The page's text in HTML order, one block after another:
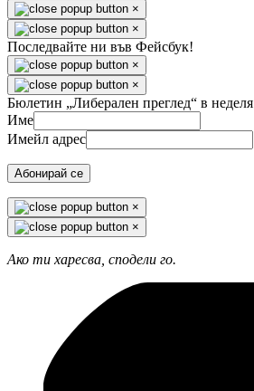
×
×
Последвайте ни във Фейсбук!
×
×
Бюлетин „Либерален преглед“ в неделя
Име
Имейл адрес
Абонирай се
×
×
Ако ти харесва, сподели го.